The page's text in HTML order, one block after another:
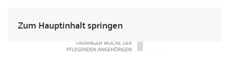
Zum Hauptinhalt springen